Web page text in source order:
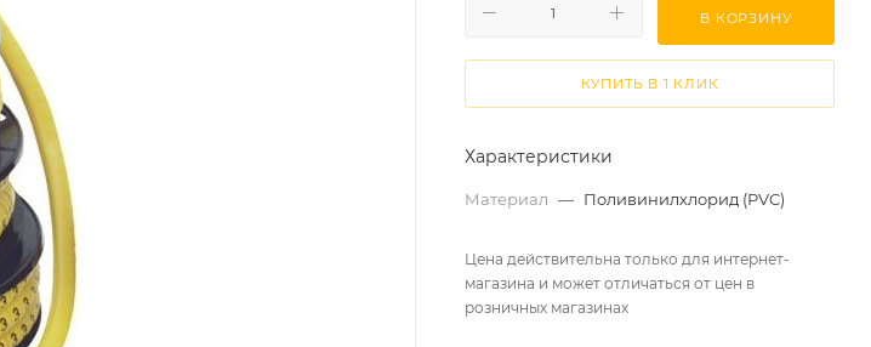
В КОРЗИНУ
КУПИТЬ В 1 КЛИК
Характеристики
Материал — Поливинилхлорид (PVC)
Цена действительна только для интернет-
магазина и может отличаться от цен в
розничных магазинах